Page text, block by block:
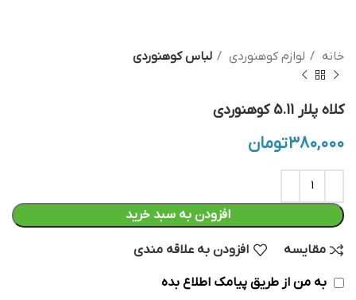
خانه لوازم کوهنوردی لباس کوهنوردی
کلاه پلار 5.11 کوهنوردی
۳۸۰,۰۰۰تومان
افزودن به سبد خرید
مقایسه افزودن به علاقه مندی
به من از طریق پیامک اطلاع بده